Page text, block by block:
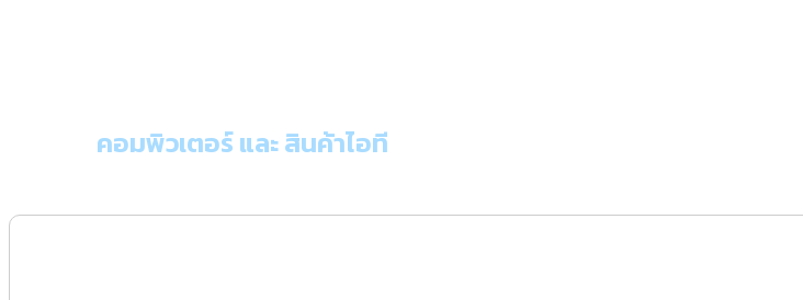
คอมพิวเตอร์ และ สินค้าไอที